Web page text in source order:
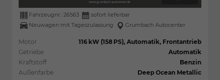
Fahrzeugnr.: 26563
sofort lieferbar
Neuwagen mit Tageszulassung
Grumbach Autocenter
Motor
116 kW (158 PS), Automatik, Frontantrieb
Getriebe
Automatik
Kraftstoff
Benzin
Außenfarbe
Deep Ocean Metallic